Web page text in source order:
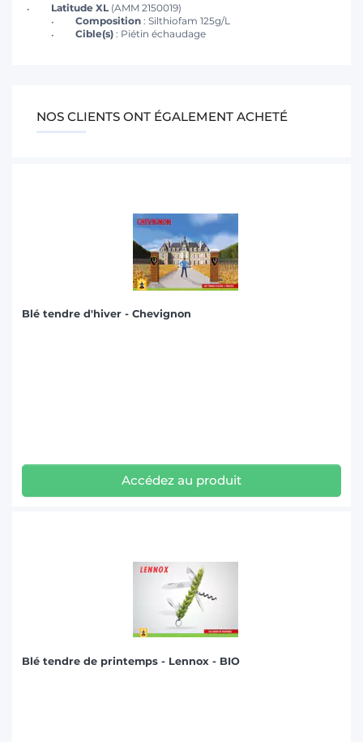
Latitude XL (AMM 2150019)
Composition : Silthiofam 125g/L
Cible(s) : Piétin échaudage
NOS CLIENTS ONT ÉGALEMENT ACHETÉ
Blé tendre d'hiver - Chevignon
Accédez au produit
Blé tendre de printemps - Lennox - BIO